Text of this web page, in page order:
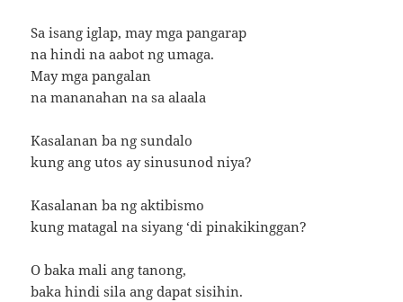
Sa isang iglap, may mga pangarap
na hindi na aabot ng umaga.
May mga pangalan
na mananahan na sa alaala
Kasalanan ba ng sundalo
kung ang utos ay sinusunod niya?
Kasalanan ba ng aktibismo
kung matagal na siyang ‘di pinakikinggan?
O baka mali ang tanong,
baka hindi sila ang dapat sisihin.